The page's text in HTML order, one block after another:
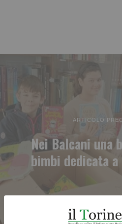
ARTICOLO
Nei Balcani una
bimbi dedicata